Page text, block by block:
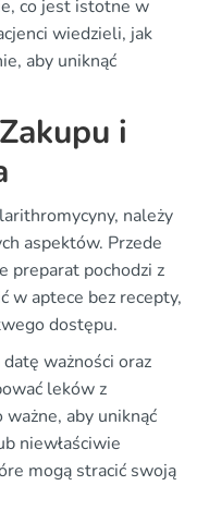
co jest istotne w
wiedzieli, jak
aby uniknąć
i
należy
aspektów. Przede
preparat pochodzi z
w aptece bez recepty,
dostępu.
ważności oraz
leków z
aby uniknąć
niewłaściwie
mogą stracić swoją